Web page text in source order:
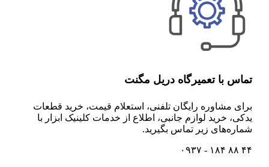
تماس با تعمیرگاه دریل مگنت
برای مشاوره رایگان تلفنی،‌ استعلام قیمت،‌ خرید قطعات
یدکی، خرید لوازم جانبی، اطلاع از خدمات کلینیک ابزار با
شماره‌های زیر تماس بگیرید.
۴۴ ۸۸ ۱۸۴ - ۰۹۳۷